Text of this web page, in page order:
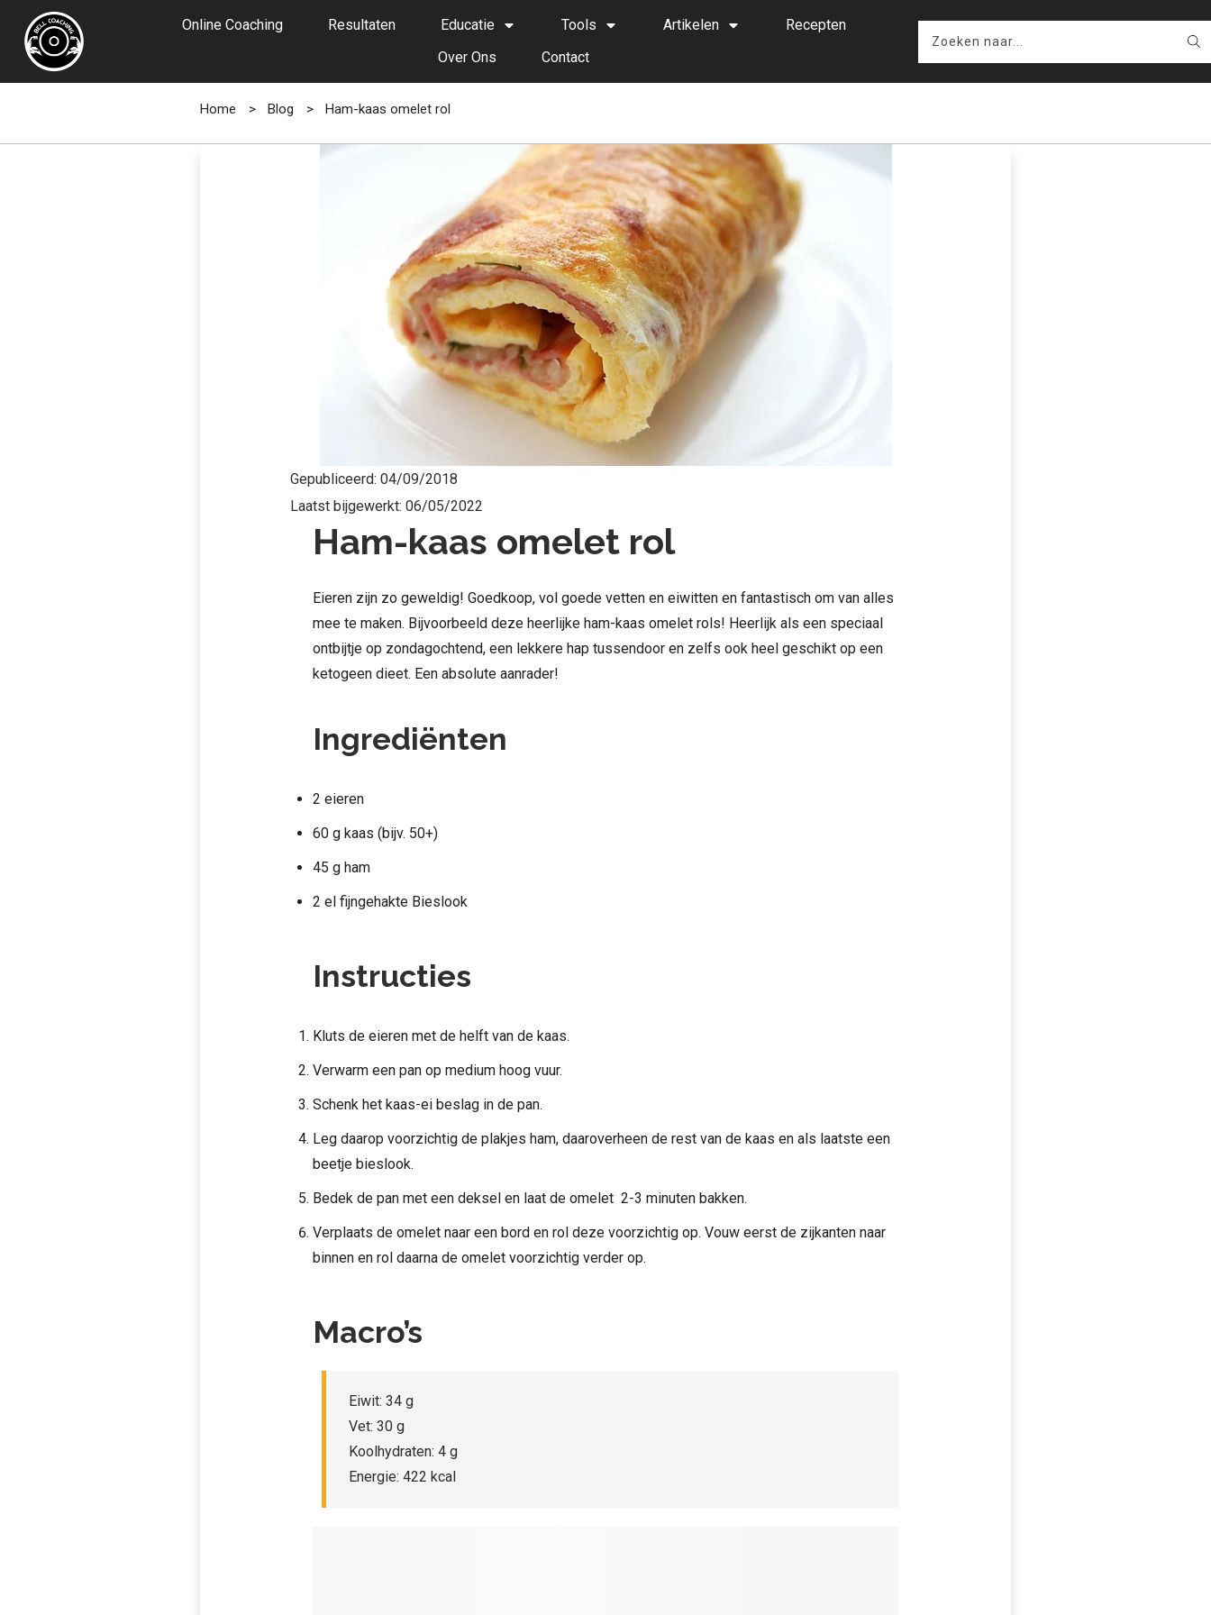
Online Coaching Resultaten Educatie Tools Artikelen
Recepten
Over Ons
Contact
Home > Blog > Ham-kaas omelet rol
Gepubliceerd: 04/09/2018
Laatst bijgewerkt: 06/05/2022
Ham-kaas omelet rol
Eieren zijn zo geweldig! Goedkoop, vol goede vetten en eiwitten en fantastisch om van alles
mee te maken. Bijvoorbeeld deze heerlijke ham-kaas omelet rols! Heerlijk als een speciaal
ontbijtje op zondagochtend, een lekkere hap tussendoor en zelfs ook heel geschikt op een
ketogeen dieet. Een absolute aanrader!
Ingrediënten
2 eieren
60 g kaas (bijv. 50+)
45 g ham
2 el fijngehakte Bieslook
Instructies
Kluts de eieren met de helft van de kaas.
Verwarm een pan op medium hoog vuur.
Schenk het kaas-ei beslag in de pan.
Leg daarop voorzichtig de plakjes ham, daaroverheen de rest van de kaas en als laatste een
beetje bieslook.
Bedek de pan met een deksel en laat de omelet 2-3 minuten bakken.
Verplaats de omelet naar een bord en rol deze voorzichtig op. Vouw eerst de zijkanten naar
binnen en rol daarna de omelet voorzichtig verder op.
Macro’s
Eiwit: 34 g
Vet: 30 g
Koolhydraten: 4 g
Energie: 422 kcal